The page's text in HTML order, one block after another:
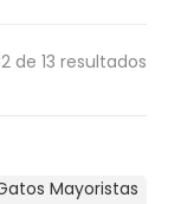
de 13 resultados